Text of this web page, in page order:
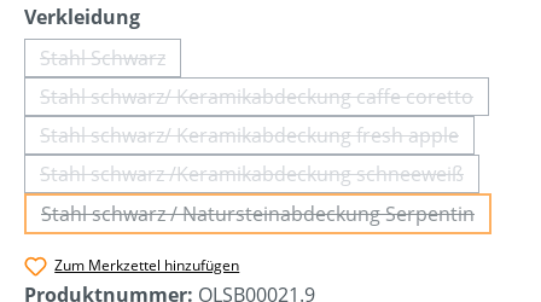
Verkleidungauswählen
Stahl Schwarz(Diese Option ist zurzeit nicht verfügbar.)
Stahl schwarz/ Keramikabdeckung caffe coretto
(Diese Option ist zurzeit nicht
Stahl schwarz/ Keramikabdeckung fresh apple
(Diese Option ist zurzeit nicht
Stahl schwarz /Keramikabdeckung schneeweiß
(Diese Option ist zurzeit nicht
Stahl schwarz / Natursteinabdeckung Serpentin
(Diese Option ist zurzeit nicht
Zum Merkzettel hinzufügen
Produktnummer: OLSB00021.9